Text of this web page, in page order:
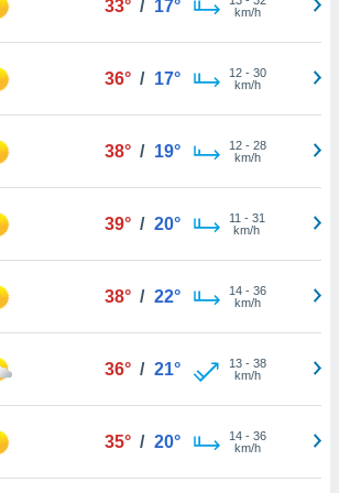
33° / 17°
km/h
36° / 17° 12- 30
km/h
38° / 19° 12- 28
km/h
39° / 20° 11 - 31
km/h
38° / 22° 14- 36
km/h
36° / 21° 13- 38
km/h
35° / 20° 14- 36
km/h